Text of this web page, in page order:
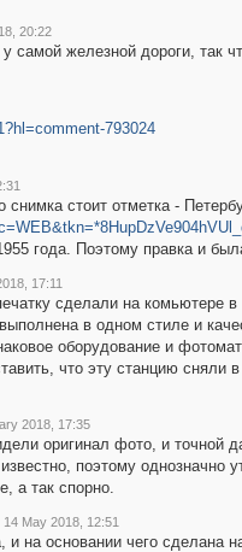
20:22
самой железной дороги, так
793024
снимка стоит отметка -
года. Поэтому правка и
17:11
сделали на комьютере
в одном стиле и
оборудование и
что эту станцию сняли
2018, 17:35
оригинал фото, и точной
поэтому однозначно
а так спорно.
14 May 2018, 12:51
и на основании чего сделана